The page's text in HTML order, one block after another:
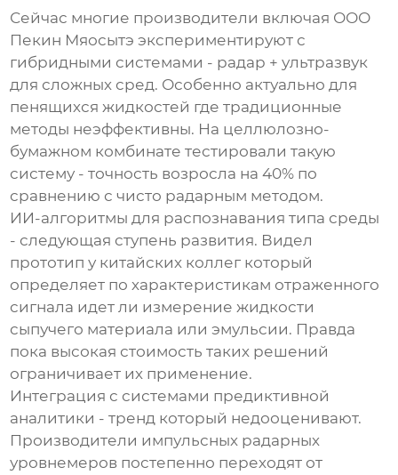
Сейчас многие производители включая ООО
Пекин Мяосытэ экспериментируют с
гибридными системами - радар + ультразвук
для сложных сред. Особенно актуально для
пенящихся жидкостей где традиционные
методы неэффективны. На целлюлозно-
бумажном комбинате тестировали такую
систему - точность возросла на 40% по
сравнению с чисто радарным методом.
ИИ-алгоритмы для распознавания типа среды
- следующая ступень развития. Видел
прототип у китайских коллег который
определяет по характеристикам отраженного
сигнала идет ли измерение жидкости
сыпучего материала или эмульсии. Правда
пока высокая стоимость таких решений
ограничивает их применение.
Интеграция с системами предиктивной
аналитики - тренд который недооценивают.
Производители импульсных радарных
уровнемеров постепенно переходят от